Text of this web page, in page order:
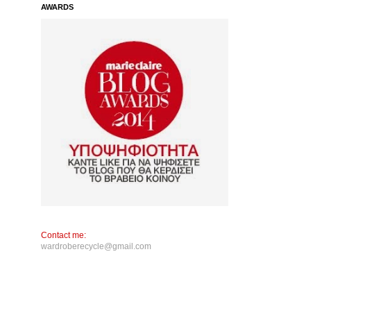
AWARDS
Contact me:
wardroberecycle@gmail.com